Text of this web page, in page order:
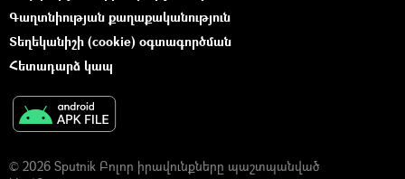
Գաղտնիության քաղաքականություն
Տեղեկանիշի (cookie) օգտագործման
Հետադարձ կապ
© 2026 Sputnik Բոլոր իրավունքները պաշտպանված